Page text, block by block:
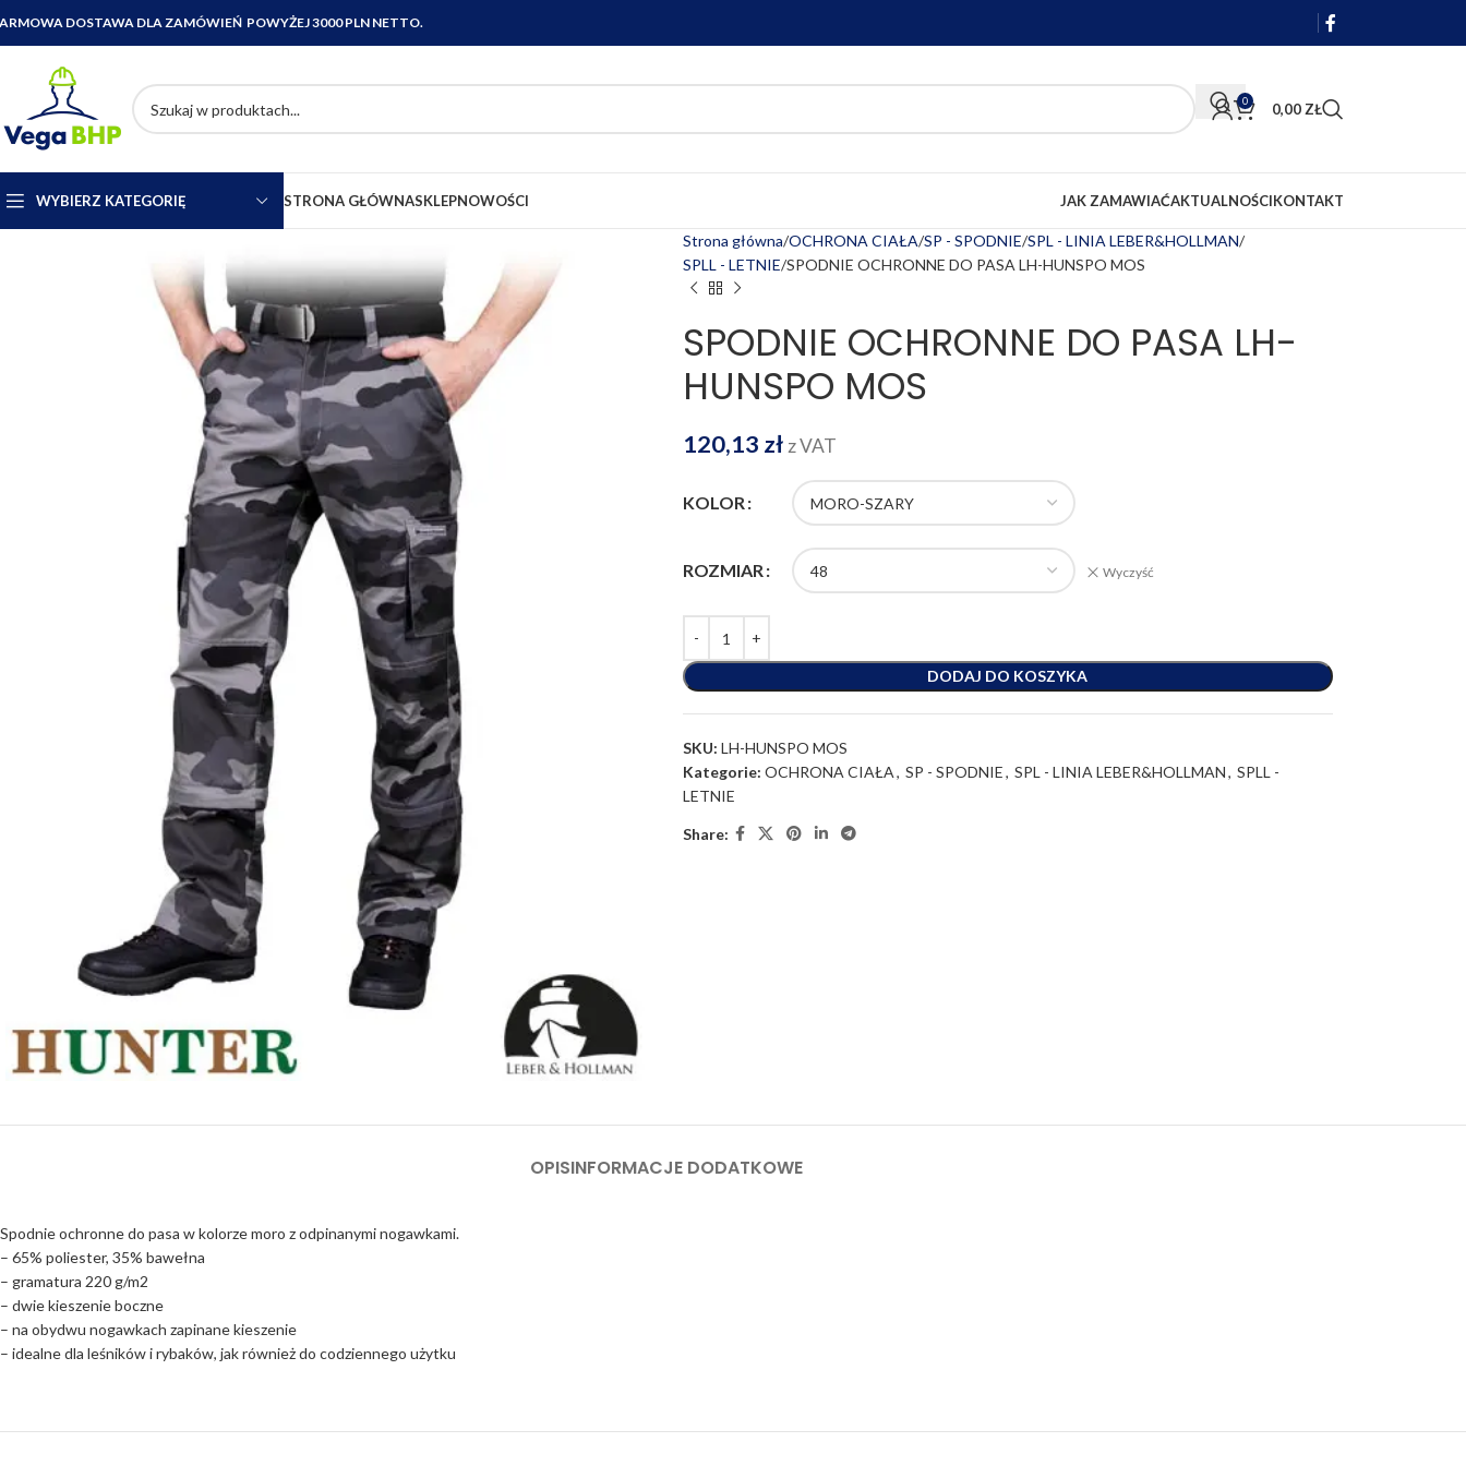
DOSTAWA DLA ZAMÓWIEŃ POWYŻEJ 3000 PLN NETTO.
0 0,00 ZŁ
WYBIERZ KATEGORIĘ STRONA GŁÓWNASKLEPNOWOŚCI JAK ZAMAWIAĆAKTUALNOŚCIKONTAKT
Strona główna OCHRONA CIAŁA SP - SPODNIE SPL - LINIA LEBER&HOLLMAN
SPLL - LETNIE SPODNIE OCHRONNE DO PASA LH-HUNSPO MOS
SPODNIE OCHRONNE DO PASA LH-
HUNSPO MOS
120,13 zł z VAT
KOLOR
ROZMIAR Wyczyść
DODAJ DO KOSZYKA
SKU: LH-HUNSPO MOS
Kategorie: OCHRONA CIAŁA, SP - SPODNIE, SPL - LINIA LEBER&HOLLMAN, SPLL -
LETNIE
Share:
OPISINFORMACJE DODATKOWE
Spodnie ochronne do pasa w kolorze moro z odpinanymi nogawkami.
– 65% poliester, 35% bawełna
– gramatura 220 g/m2
– dwie kieszenie boczne
– na obydwu nogawkach zapinane kieszenie
– idealne dla leśników i rybaków, jak również do codziennego użytku